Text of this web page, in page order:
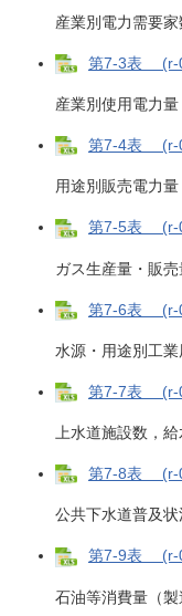
産業別電力需要家
第7-3表 (r-
産業別使用電力量
第7-4表 (r-
用途別販売電力量
第7-5表 (r-
ガス生産量・販
第7-6表 (r-
水源・用途別工
第7-7表 (r-
上水道施設数，
第7-8表 (r-
公共下水道普及状
第7-9表 (r-
石油等消費量（製